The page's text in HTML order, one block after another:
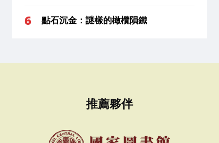
點石沉金：謎樣的橄欖隕鐵
推薦夥伴